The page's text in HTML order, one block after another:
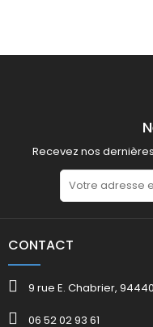
Recevez nos
CONTACT
9 rue E. Chabrier, 94440
06 52 02 93 61